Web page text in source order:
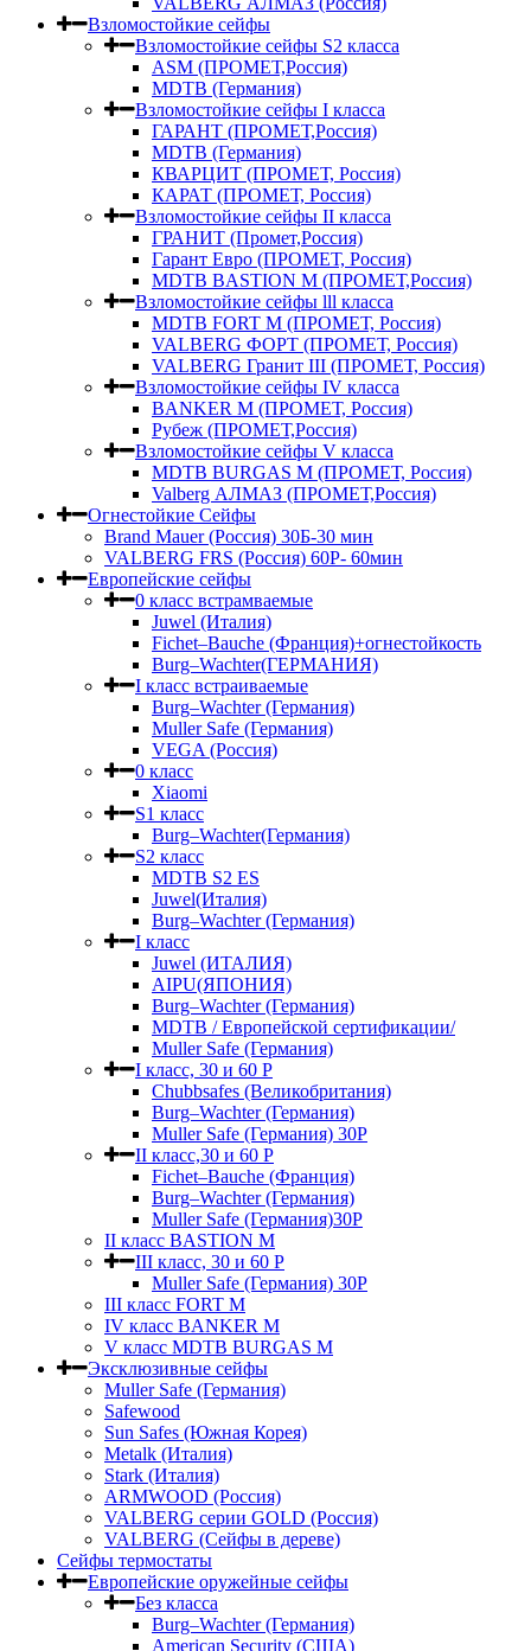
Взломостойкие сейфы
Взломостойкие сейфы S2 класса
ASM (ПРОМЕТ,Россия)
MDTB (Германия)
Взломостойкие сейфы I класса
ГАРАНТ (ПРОМЕТ,Россия)
MDTB (Германия)
КВАРЦИТ (ПРОМЕТ, Россия)
КАРАТ (ПРОМЕТ, Россия)
Взломостойкие сейфы II класса
ГРАНИТ (Промет,Россия)
Гарант Евро (ПРОМЕТ, Россия)
MDTB BASTION M (ПРОМЕТ,Россия)
Взломостойкие сейфы lll класса
MDTB FORT M (ПРОМЕТ, Россия)
VALBERG ФОРТ (ПРОМЕТ, Россия)
VALBERG Гранит III (ПРОМЕТ, Россия)
Взломостойкие сейфы IV класса
BANKER M (ПРОМЕТ, Россия)
Рубеж (ПРОМЕТ,Россия)
Взломостойкие сейфы V класса
MDTB BURGAS M (ПРОМЕТ, Россия)
Valberg АЛМАЗ (ПРОМЕТ,Россия)
Огнестойкие Сейфы
Brand Mauer (Россия) 30Б-30 мин
VALBERG FRS (Россия) 60Р- 60мин
Европейские сейфы
0 класс встрамваемые
Juwel (Италия)
Fichet–Bauche (Франция)+огнестойкость
Burg–Wachter(ГЕРМАНИЯ)
I класс встраиваемые
Burg–Wachter (Германия)
Muller Safe (Германия)
VEGA (Россия)
0 класс
Xiaomi
S1 класс
Burg–Wachter(Германия)
S2 класс
MDTB S2 ES
Juwel(Италия)
Burg–Wachter (Германия)
I класс
Juwel (ИТАЛИЯ)
AIPU(ЯПОНИЯ)
Burg–Wachter (Германия)
MDTB / Европейской сертификации/
Muller Safe (Германия)
I класс, 30 и 60 P
Chubbsafes (Великобритания)
Burg–Wachter (Германия)
Muller Safe (Германия) 30Р
II класс,30 и 60 P
Fichet–Bauche (Франция)
Burg–Wachter (Германия)
Muller Safe (Германия)30P
II класс BASTION M
III класс, 30 и 60 P
Muller Safe (Германия) 30Р
III класс FORT M
IV класс BANKER M
V класс МDTB BURGAS M
Эксклюзивные сейфы
Muller Safe (Германия)
Safewood
Sun Safes (Южная Корея)
Metalk (Италия)
Stark (Италия)
ARMWOOD (Россия)
VALBERG серии GOLD (Россия)
VALBERG (Сейфы в дереве)
Сейфы термостаты
Европейские оружейные сейфы
Без класса
Burg–Wachter (Германия)
American Security (США)